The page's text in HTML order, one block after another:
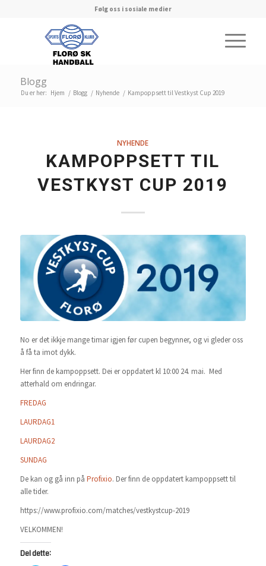
Følg oss i sosiale medier
Blogg
Du er her: Hjem / Blogg / Nyhende / Kampoppsett til Vestkyst Cup 2019
NYHENDE
KAMPOPPSETT TIL
VESTKYST CUP 2019
No er det ikkje mange timar igjen før cupen begynner, og vi gleder oss
å få ta imot dykk.
Her finn de kampoppsett. Dei er oppdatert kl 10:00 24. mai. Med
atterhald om endringar.
FREDAG
LAURDAG1
LAURDAG2
SUNDAG
De kan og gå inn på Profixio. Der finn de oppdatert kampoppsett til
alle tider.
https://www.profixio.com/matches/vestkystcup-2019
VELKOMMEN!
Del dette: